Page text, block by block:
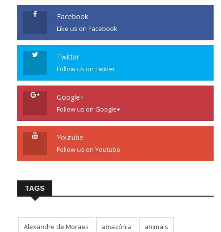
Facebook
Like us on Facebook
Twitter
Follow us on Twitter
Google+
Follow us on Google+
Youtube
Follow us on Youtube
TAGS
Alexandre de Moraes amazônia animais